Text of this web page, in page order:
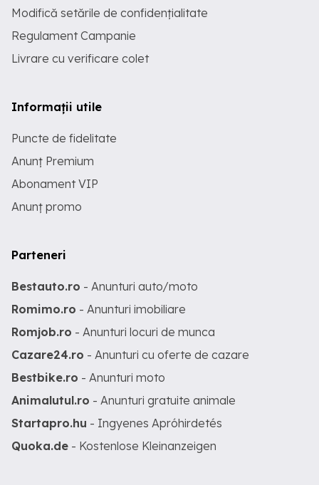
Modifică setările de confidențialitate
Regulament Campanie
Livrare cu verificare colet
Informații utile
Puncte de fidelitate
Anunț Premium
Abonament VIP
Anunț promo
Parteneri
Bestauto.ro - Anunturi auto/moto
Romimo.ro - Anunturi imobiliare
Romjob.ro - Anunturi locuri de munca
Cazare24.ro - Anunturi cu oferte de cazare
Bestbike.ro - Anunturi moto
Animalutul.ro - Anunturi gratuite animale
Startapro.hu - Ingyenes Apróhirdetés
Quoka.de - Kostenlose Kleinanzeigen